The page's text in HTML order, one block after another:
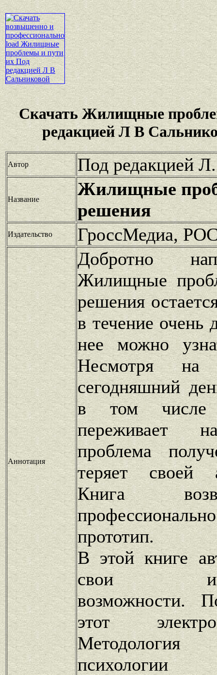
Скачать Жилищные
редакцией Л В
Автор Под редакцией
Название
Жилищные
решения
Издательство ГроссМедиа,
Аннотация
Добротно
Жилищные
решения
в течение очень
нее можно
Несмотря
сегодняшний
в том
переживает
проблема
теряет своей
Книга
прототип.
В этой книге
свои
возможности.
этот
психологии